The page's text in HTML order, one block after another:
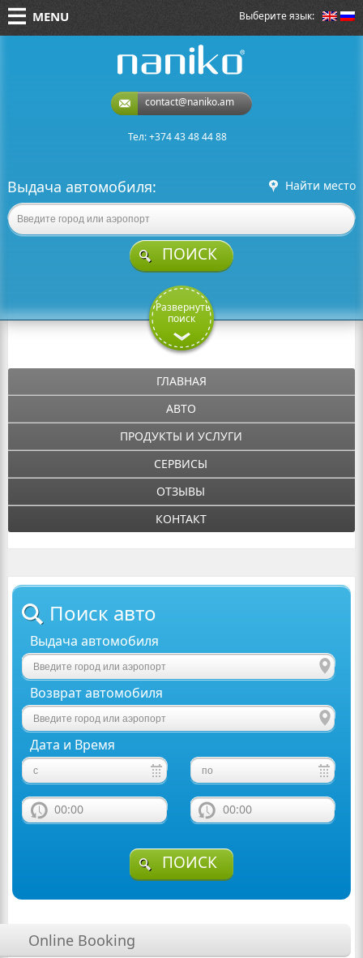
Выберите язык:
MENU
contact@naniko.am
Тел: +374 43 48 44 88
Выдача автомобиля: Найти место
ПОИСК
Развернуть
поиск
ГЛАВНАЯ
АВТО
ПРОДУКТЫ И УСЛУГИ
СЕРВИСЫ
ОТЗЫВЫ
КОНТАКТ
Поиск авто
Выдача автомобиля
Возврат автомобиля
Дата и Время
00:00 00:00
ПОИСК
Online Booking